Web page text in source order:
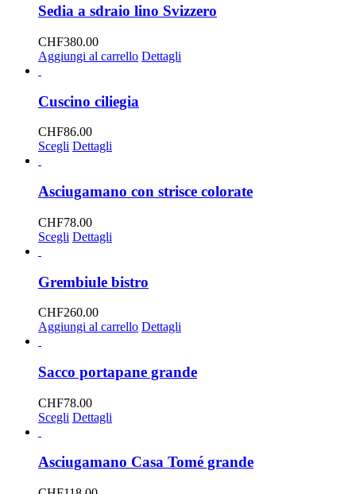
nella
del
prodotto
Sedia a sdraio lino Svizzero
CHF380.00
Aggiungi al carrello Dettagli
Cuscino ciliegia
CHF86.00
Scegli Questo
più
varianti.
Le
opzioni
possono
scelte
nella
del
prodotto
Dettagli
Asciugamano con strisce colorate
CHF78.00
Scegli Questo
più
varianti.
Le
opzioni
possono
nella
del
prodotto
Dettagli
Grembiule bistro
CHF260.00
Aggiungi al carrello Dettagli
Sacco portapane grande
CHF78.00
Scegli Questo
più
varianti.
Le
Dettagli
Asciugamano Casa Tomé grande